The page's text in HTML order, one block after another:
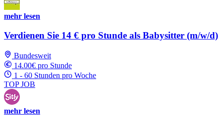
mehr lesen
Verdienen Sie 14 € pro Stunde als Babysitter (m/w/d)
Bundesweit
14.00€ pro Stunde
1 - 60 Stunden pro Woche
TOP JOB
mehr lesen